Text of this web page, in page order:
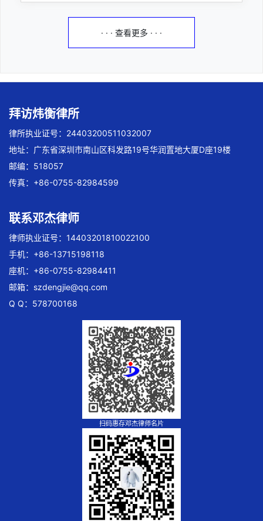
· · · 查看更多 · · ·
拜访炜衡律所
律所执业证号：24403200511032007
地址：广东省深圳市南山区科发路19号华润置地大厦D座19楼
邮编：518057
传真：+86-0755-82984599
联系邓杰律师
律师执业证号：14403201810022100
手机：+86-13715198118
座机：+86-0755-82984411
邮箱： szdengjie@qq.com
Q Q：578700168
扫码惠存邓杰律师名片